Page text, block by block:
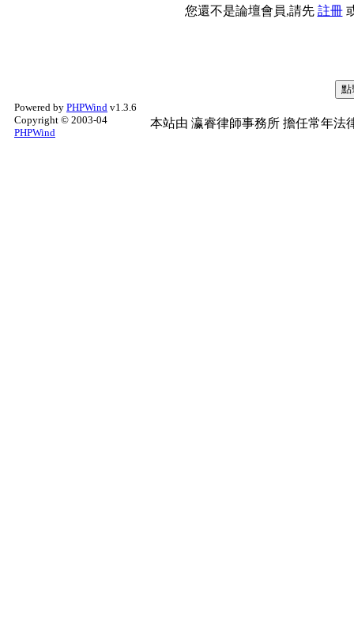
您還不是論壇會員,請先 註冊
Powered by PHPWind v1.3.6
Copyright © 2003-04
PHPWind
本站由 瀛睿律師事務所 擔任常年法